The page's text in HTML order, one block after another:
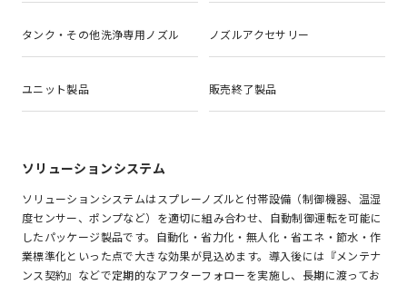
タンク・その他洗浄専用ノズル ノズルアクセサリー
ユニット製品 販売終了製品
ソリューションシステム
ソリューションシステムはスプレーノズルと付帯設備（制御機器、温湿
度センサー、ポンプなど）を適切に組み合わせ、自動制御運転を可能に
したパッケージ製品です。自動化・省力化・無人化・省エネ・節水・作
業標準化といった点で大きな効果が見込めます。導入後には『メンテナ
ンス契約』などで定期的なアフターフォローを実施し、長期に渡ってお